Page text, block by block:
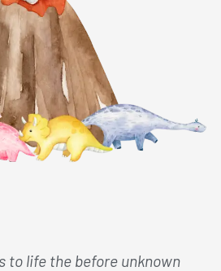
If you have kids and